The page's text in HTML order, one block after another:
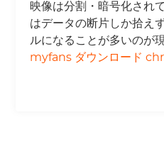
映像は分割・暗号化され
はデータの断片しか拾え
ルになることが多いのが
myfans ダウンロード